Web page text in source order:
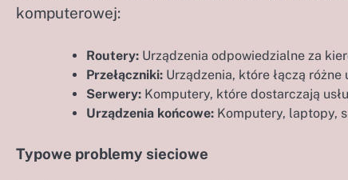
komputerowej:
Routery: Urządzenia odpowiedzialne za
Przełączniki: Urządzenia, które łączą
Serwery: Komputery, które dostarczają
Urządzenia końcowe: Komputery, laptopy,
Typowe problemy sieciowe